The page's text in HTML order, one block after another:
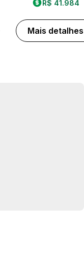
R$ 41.984
Mais detalhes